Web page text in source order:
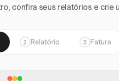
confira seus relatórios e
2 Relatório 3 Fatura